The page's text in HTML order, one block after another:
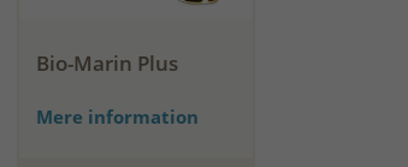
Bio-Marin Plus
Mere information